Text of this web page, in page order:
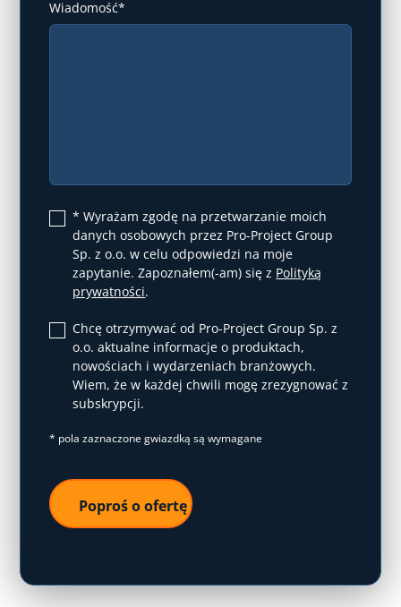
Wiadomość*
* Wyrażam zgodę na przetwarzanie moich
danych osobowych przez Pro-Project Group
Sp. z o.o. w celu odpowiedzi na moje
zapytanie. Zapoznałem(-am) się z Polityką
prywatności.
Chcę otrzymywać od Pro-Project Group Sp. z
o.o. aktualne informacje o produktach,
nowościach i wydarzeniach branżowych.
Wiem, że w każdej chwili mogę zrezygnować z
subskrypcji.
* pola zaznaczone gwiazdką są wymagane